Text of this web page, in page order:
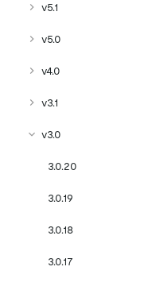
v5.1
v5.0
v4.0
v3.1
v3.0
3.0.20
3.0.19
3.0.18
3.0.17